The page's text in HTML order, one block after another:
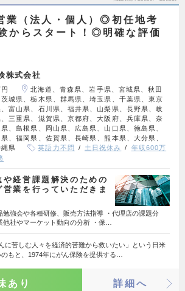
業（法人・個人）◎初任地考
からスタート！◎明確な評価
株式会社
北海道、青森県、岩手県、宮城県、秋田
城県、栃木県、群馬県、埼玉県、千葉県、東京
富山県、石川県、福井県、山梨県、長野県、岐
三重県、滋賀県、京都府、大阪府、兵庫県、奈
、島根県、岡山県、広島県、山口県、徳島県、
、福岡県、佐賀県、長崎県、熊本県、大分県、
県
英語力不問 土日祝休み
年収600万
経営課題解決のための
営業を行っていただきま
勉強会や各種研修、販売方法指導 ・代理店の課題分
他社やマーケット動向の分析 ・保…
に苦しむ人々を経済的苦難から救いたい」という日米
もと、1974年にがん保険を提供する…
あり 詳細へ